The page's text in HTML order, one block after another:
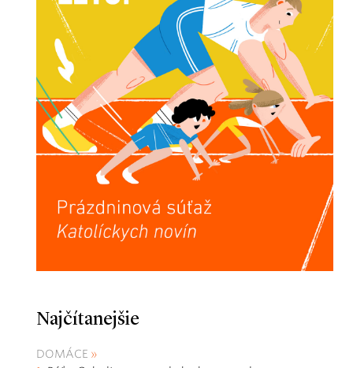
Najčítanejšie
DOMÁCE